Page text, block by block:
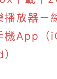
播放器－
機App（